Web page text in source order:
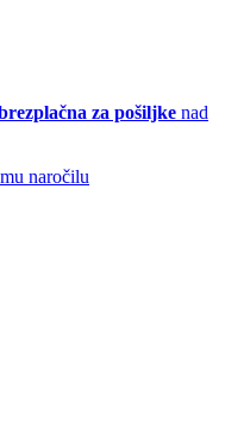
za pošiljke nad
naročilu